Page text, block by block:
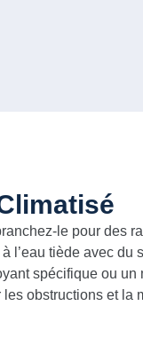
le pour des
l’eau tiède avec du
spécifique ou un
obstructions et la